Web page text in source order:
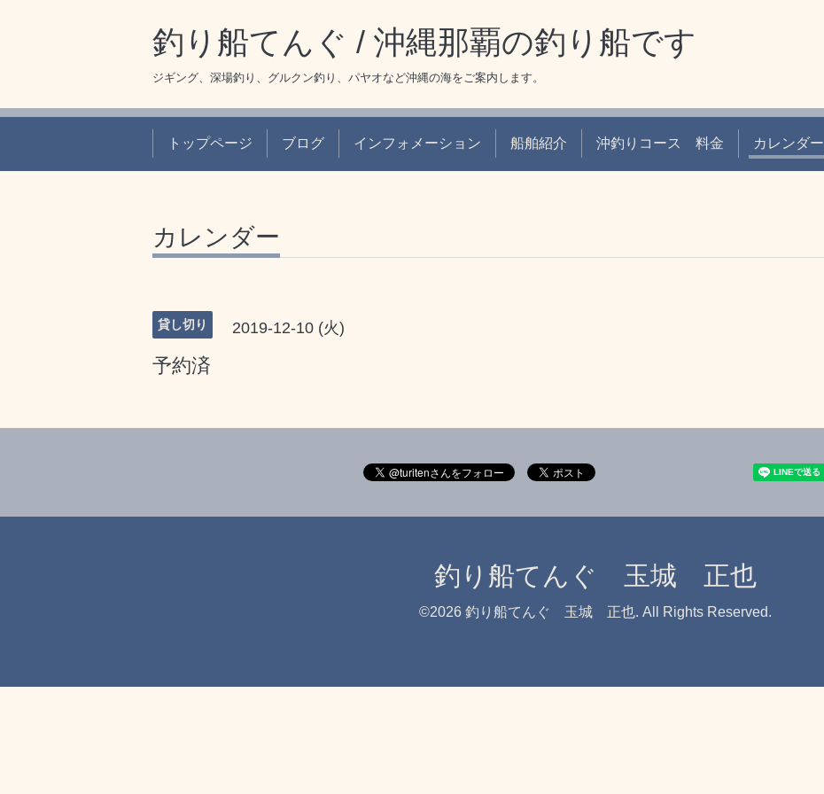
釣り船てんぐ / 沖縄那覇の釣り船です
ジギング、深場釣り、グルクン釣り、パヤオなど沖縄の海をご案内します。
トップページ ブログ インフォメーション 船舶紹介 沖釣りコース 料金 カレンダー
カレンダー
貸し切り 2019-12-10 (火)
予約済
釣り船てんぐ 玉城 正也
©2026 釣り船てんぐ 玉城 正也. All Rights Reserved.